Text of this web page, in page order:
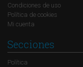
Condiciones de uso
Política de cookies
Mi cuenta
Secciones
Política